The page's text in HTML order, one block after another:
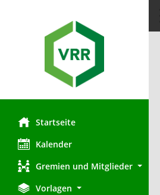
Startseite
Kalender
Gremien und Mitglieder
Vorlagen